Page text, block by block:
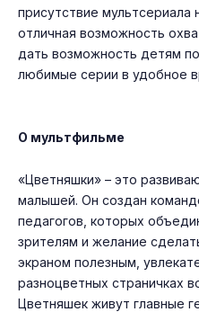
присутствие
отличная возможность
дать возможность детям
любимые серии в удобное
О мультфильме
«Цветняшки» – это
малышей. Он создан
педагогов, которых
зрителям и желание
экраном полезным,
разноцветных страничках
Цветняшек живут главные